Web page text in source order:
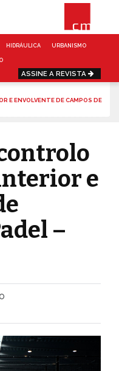
HIDRÁULICA URBANISMO
ASSINE A REVISTA
E ENVOLVENTE DE CAMPOS DE
e
–